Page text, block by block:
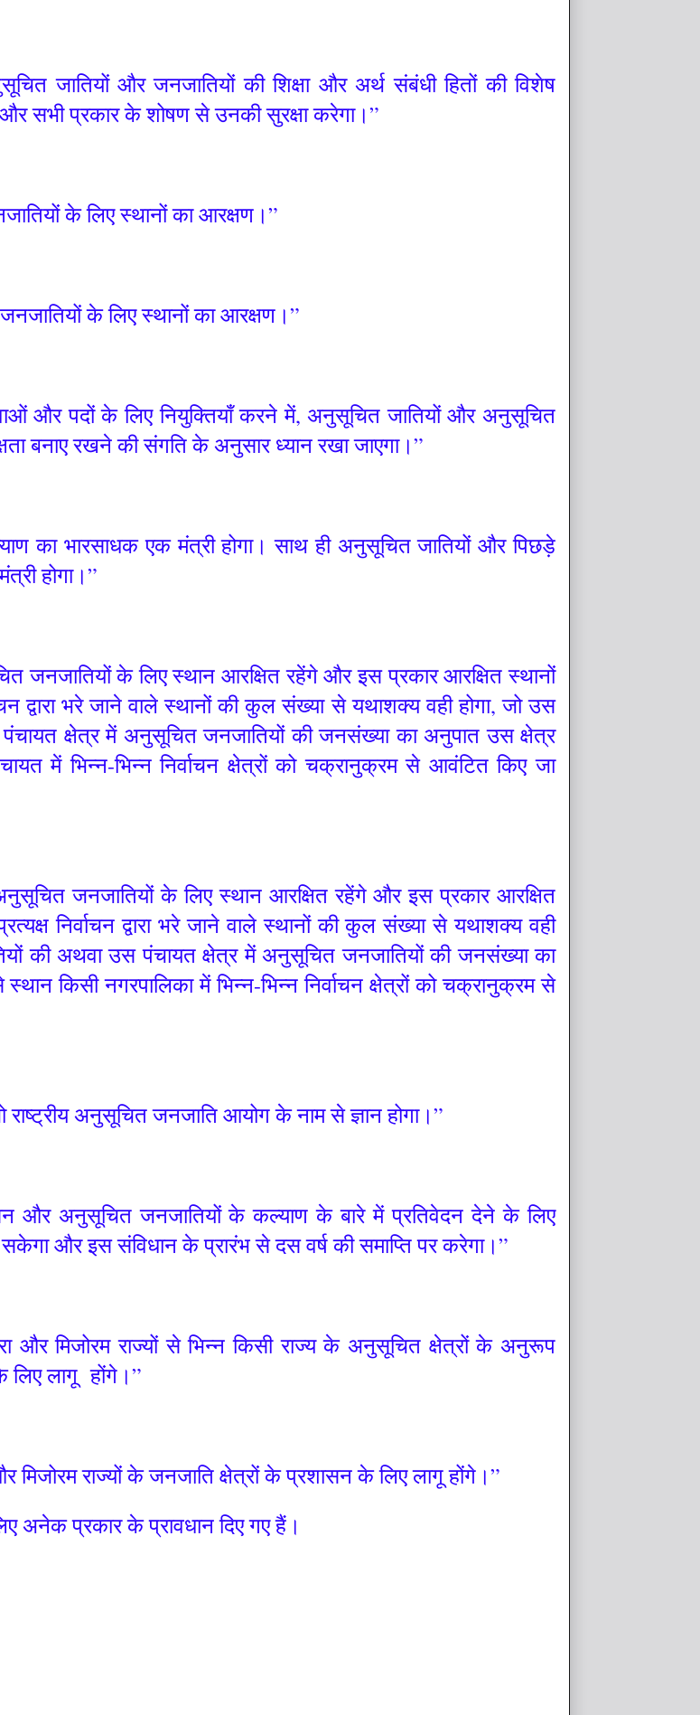
जातियों और जनजातियों की शिक्षा और अर्थ संबंधी हितों की विशेष
सभी प्रकार के शोषण से उनकी सुरक्षा करेगा।”
के लिए स्थानों का आरक्षण।”
के लिए स्थानों का आरक्षण।”
और पदों के लिए नियुक्तियाँ करने में, अनुसूचित जातियों और अनुसूचित
बनाए रखने की संगति के अनुसार ध्यान रखा जाएगा।”
का भारसाधक एक मंत्री होगा। साथ ही अनुसूचित जातियों और पिछड़े
होगा।”
जनजातियों के लिए स्थान आरक्षित रहेंगे और इस प्रकार आरक्षित स्थानों
द्वारा भरे जाने वाले स्थानों की कुल संख्या से यथाशक्य वही होगा, जो उस
क्षेत्र में अनुसूचित जनजातियों की जनसंख्या का अनुपात उस क्षेत्र
में भिन्न-भिन्न निर्वाचन क्षेत्रों को चक्रानुक्रम से आवंटित किए जा
जनजातियों के लिए स्थान आरक्षित रहेंगे और इस प्रकार आरक्षित
निर्वाचन द्वारा भरे जाने वाले स्थानों की कुल संख्या से यथाशक्य वही
की अथवा उस पंचायत क्षेत्र में अनुसूचित जनजातियों की जनसंख्या का
किसी नगरपालिका में भिन्न-भिन्न निर्वाचन क्षेत्रों को चक्रानुक्रम से
अनुसूचित जनजाति आयोग के नाम से ज्ञान होगा।”
और अनुसूचित जनजातियों के कल्याण के बारे में प्रतिवेदन देने के लिए
और इस संविधान के प्रारंभ से दस वर्ष की समाप्ति पर करेगा।”
और मिजोरम राज्यों से भिन्न किसी राज्य के अनुसूचित क्षेत्रों के अनुरूप
लागू होंगे।”
राज्यों के जनजाति क्षेत्रों के प्रशासन के लिए लागू होंगे।”
अनेक प्रकार के प्रावधान दिए गए हैं ।